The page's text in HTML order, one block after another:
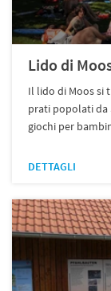
Lido di
Il lido di Moos si
prati popolati da
giochi per
DETTAGLI